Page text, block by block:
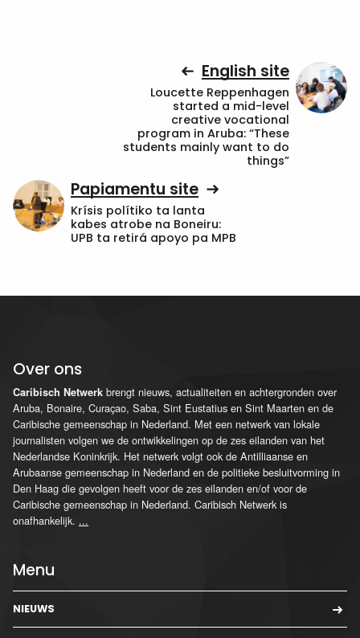
English site
Loucette Reppenhagen
started a mid-level
creative vocational
program in Aruba: “These
students mainly want to do
things”
Papiamentu site
Krísis polítiko ta lanta
kabes atrobe na Boneiru:
UPB ta retirá apoyo pa MPB
Over ons
Caribisch Netwerk brengt nieuws, actualiteiten en achtergronden over
Aruba, Bonaire, Curaçao, Saba, Sint Eustatius en Sint Maarten en de
Caribische gemeenschap in Nederland. Met een netwerk van lokale
journalisten volgen we de ontwikkelingen op de zes eilanden van het
Nederlandse Koninkrijk. Het netwerk volgt ook de Antilliaanse en
Arubaanse gemeenschap in Nederland en de politieke besluitvorming in
Den Haag die gevolgen heeft voor de zes eilanden en/of voor de
Caribische gemeenschap in Nederland. Caribisch Netwerk is
onafhankelijk. ...
Menu
NIEUWS